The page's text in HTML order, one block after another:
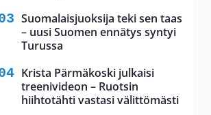
Suomalaisjuoksija teki sen taas
– uusi Suomen ennätys syntyi
Turussa
Krista Pärmäkoski julkaisi
treenivideon – Ruotsin
hiihtotähti vastasi välittömästi